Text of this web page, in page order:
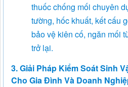
thuốc chống mối chuyên
tường, hốc khuất, kết cấu
bảo vệ kiên cố, ngăn mối
trở lại.
3. Giải Pháp Kiểm Soát Sinh
Cho Gia Đình Và Doanh